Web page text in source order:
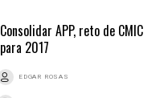
Consolidar APP, reto de CMIC
para 2017
EDGAR ROSAS